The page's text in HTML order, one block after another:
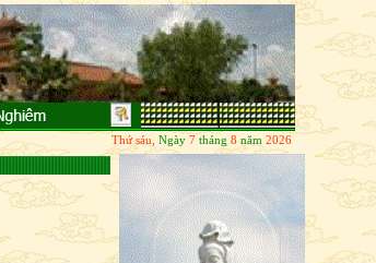
chưa đến; Chỉ có pháp hiện tại, Tuệ quán chính ở đây; Không
Thứ sáu, Ngày7 tháng 8năm 2026